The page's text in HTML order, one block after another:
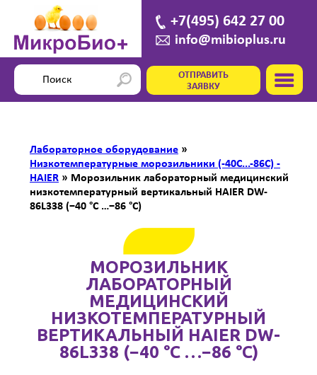
+7(495) 642 27 00
info@mibioplus.ru
ОТПРАВИТЬ
ЗАЯВКУ
Лабораторное оборудование »
Низкотемпературные морозильники (-40С...-86C) -
HAIER » Морозильник лабораторный медицинский
низкотемпературный вертикальный HAIER DW-
86L338 (−40 °C …−86 °C)
МОРОЗИЛЬНИК
ЛАБОРАТОРНЫЙ
МЕДИЦИНСКИЙ
НИЗКОТЕМПЕРАТУРНЫЙ
ВЕРТИКАЛЬНЫЙ HAIER DW-
86L338 (−40 °C …−86 °C)